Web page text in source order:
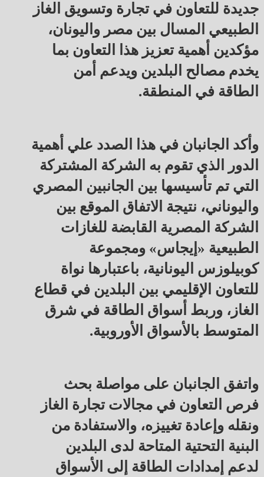
جديدة للتعاون في تجارة وتسويق الغاز
الطبيعي المسال بين مصر واليونان،
مؤكدين أهمية تعزيز هذا التعاون بما
يخدم مصالح البلدين ويدعم أمن
الطاقة في المنطقة.
وأكد الجانبان في هذا الصدد علي أهمية
الدور الذي تقوم به الشركة المشتركة
التي تم تأسيسها بين الجانبين المصري
واليوناني، نتيجة الاتفاق الموقع بين
الشركة المصرية القابضة للغازات
الطبيعية «إيجاس» ومجموعة
كوبيلوزس اليونانية، باعتبارها نواة
للتعاون الإقليمي بين البلدين في قطاع
الغاز، وربط أسواق الطاقة في شرق
المتوسط بالأسواق الأوروبية.
واتفق الجانبان على مواصلة بحث
فرص التعاون في مجالات تجارة الغاز
ونقله وإعادة تغييزه، والاستفادة من
البنية التحتية المتاحة لدى البلدين
لدعم إمدادات الطاقة إلى الأسواق